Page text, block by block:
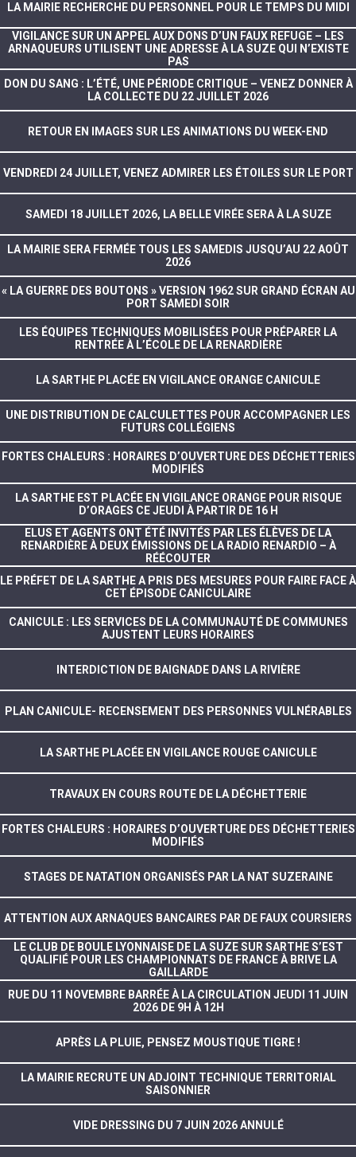
LA MAIRIE RECHERCHE DU PERSONNEL POUR LE TEMPS DU MIDI
VIGILANCE SUR UN APPEL AUX DONS D’UN FAUX REFUGE – LES
ARNAQUEURS UTILISENT UNE ADRESSE À LA SUZE QUI N’EXISTE
PAS
DON DU SANG : L’ÉTÉ, UNE PÉRIODE CRITIQUE – VENEZ DONNER À
LA COLLECTE DU 22 JUILLET 2026
RETOUR EN IMAGES SUR LES ANIMATIONS DU WEEK-END
VENDREDI 24 JUILLET, VENEZ ADMIRER LES ÉTOILES SUR LE PORT
SAMEDI 18 JUILLET 2026, LA BELLE VIRÉE SERA À LA SUZE
LA MAIRIE SERA FERMÉE TOUS LES SAMEDIS JUSQU’AU 22 AOÛT
2026
« LA GUERRE DES BOUTONS » VERSION 1962 SUR GRAND ÉCRAN AU
PORT SAMEDI SOIR
LES ÉQUIPES TECHNIQUES MOBILISÉES POUR PRÉPARER LA
RENTRÉE À L’ÉCOLE DE LA RENARDIÈRE
LA SARTHE PLACÉE EN VIGILANCE ORANGE CANICULE
UNE DISTRIBUTION DE CALCULETTES POUR ACCOMPAGNER LES
FUTURS COLLÉGIENS
FORTES CHALEURS : HORAIRES D’OUVERTURE DES DÉCHETTERIES
MODIFIÉS
LA SARTHE EST PLACÉE EN VIGILANCE ORANGE POUR RISQUE
D’ORAGES CE JEUDI À PARTIR DE 16 H
ELUS ET AGENTS ONT ÉTÉ INVITÉS PAR LES ÉLÈVES DE LA
RENARDIÈRE À DEUX ÉMISSIONS DE LA RADIO RENARDIO – À
RÉÉCOUTER
LE PRÉFET DE LA SARTHE A PRIS DES MESURES POUR FAIRE FACE À
CET ÉPISODE CANICULAIRE
CANICULE : LES SERVICES DE LA COMMUNAUTÉ DE COMMUNES
AJUSTENT LEURS HORAIRES
INTERDICTION DE BAIGNADE DANS LA RIVIÈRE
PLAN CANICULE- RECENSEMENT DES PERSONNES VULNÉRABLES
LA SARTHE PLACÉE EN VIGILANCE ROUGE CANICULE
TRAVAUX EN COURS ROUTE DE LA DÉCHETTERIE
FORTES CHALEURS : HORAIRES D’OUVERTURE DES DÉCHETTERIES
MODIFIÉS
STAGES DE NATATION ORGANISÉS PAR LA NAT SUZERAINE
ATTENTION AUX ARNAQUES BANCAIRES PAR DE FAUX COURSIERS
LE CLUB DE BOULE LYONNAISE DE LA SUZE SUR SARTHE S’EST
QUALIFIÉ POUR LES CHAMPIONNATS DE FRANCE À BRIVE LA
GAILLARDE
RUE DU 11 NOVEMBRE BARRÉE À LA CIRCULATION JEUDI 11 JUIN
2026 DE 9H À 12H
APRÈS LA PLUIE, PENSEZ MOUSTIQUE TIGRE !
LA MAIRIE RECRUTE UN ADJOINT TECHNIQUE TERRITORIAL
SAISONNIER
VIDE DRESSING DU 7 JUIN 2026 ANNULÉ